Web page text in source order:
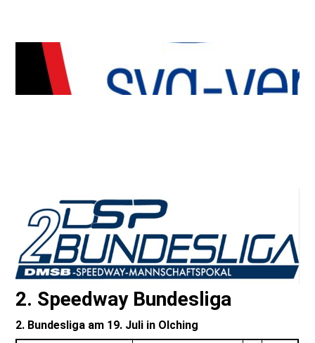
2. Speedway Bundesliga
2. Bundesliga am 19. Juli in Olching